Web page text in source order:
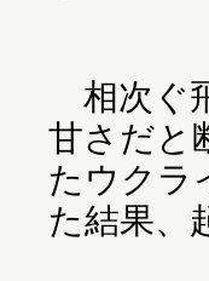
相次ぐ
甘さだと
たウクラ
た結果、